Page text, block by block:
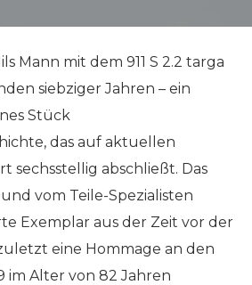
Mann mit dem 911 S 2.2 targa
siebziger Jahren – ein
Stück
das auf aktuellen
sechsstellig abschließt. Das
vom Teile-Spezialisten
Exemplar aus der Zeit vor der
eine Hommage an den
im Alter von 82 Jahren